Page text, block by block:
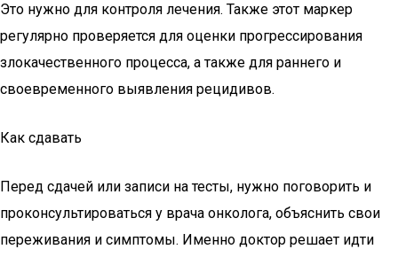
Это нужно для контроля лечения. Также этот маркер
регулярно проверяется для оценки прогрессирования
злокачественного процесса, а также для раннего и
своевременного выявления рецидивов.
Как сдавать
Перед сдачей или записи на тесты, нужно поговорить и
проконсультироваться у врача онколога, объяснить свои
переживания и симптомы. Именно доктор решает идти